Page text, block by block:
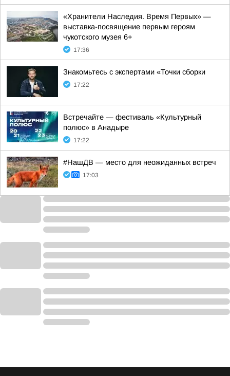
«Хранители Наследия. Время Первых» —
выставка-посвящение первым героям
чукотского музея 6+
17:36
Знакомьтесь с экспертами «Точки сборки
17:22
Встречайте — фестиваль «Культурный
полюс» в Анадыре
17:22
#НашДВ — место для неожиданных встреч
17:03